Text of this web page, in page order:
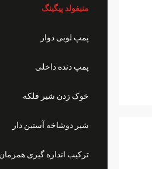
منیفولد پیگینگ
پمپ لوبی دوار
پمپ دنده داخلی
خوک زدن شیر فلکه
شیر دوشاخه آستین دار
ترکیب اندازه گیری همزمان